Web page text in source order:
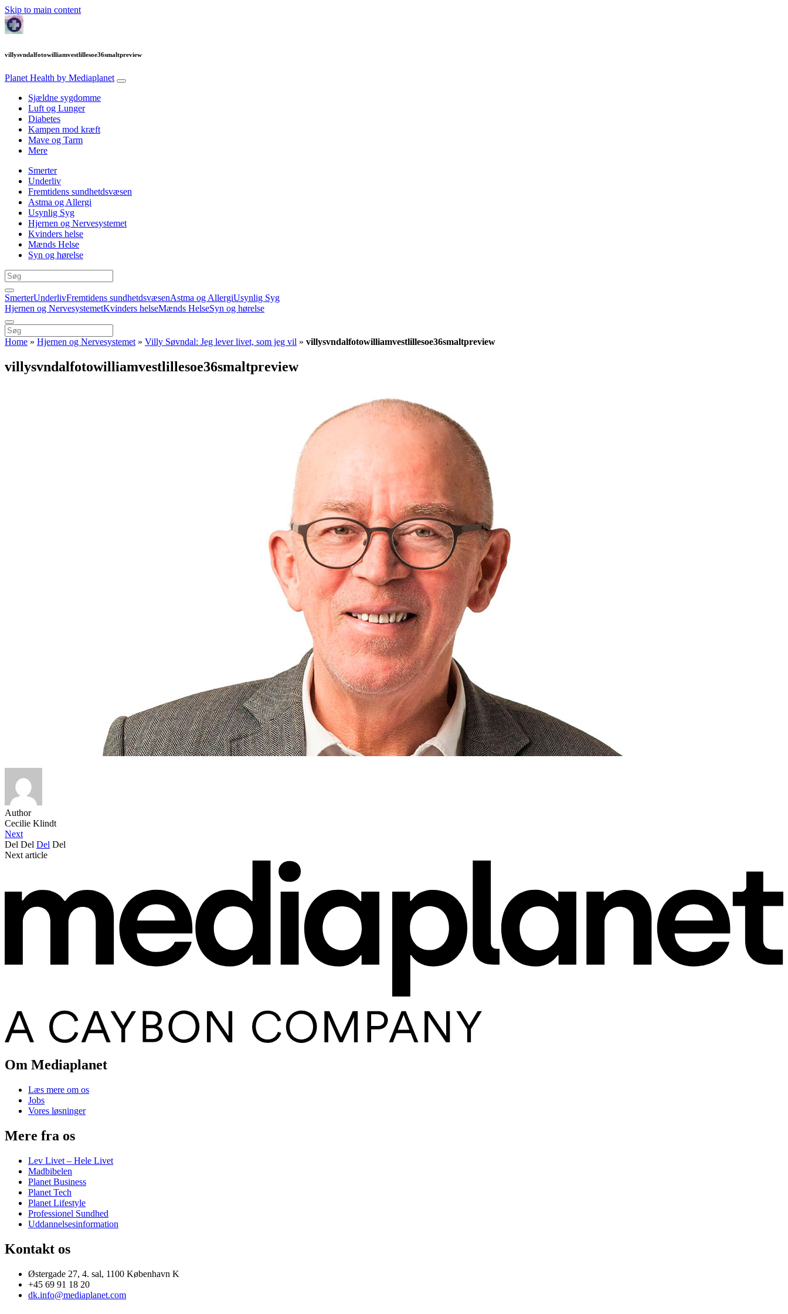
Skip to main content
villysvndalfotowilliamvestlillesoe36smaltpreview
Planet Health by Mediaplanet
Sjældne sygdomme
Luft og Lunger
Diabetes
Kampen mod kræft
Mave og Tarm
Mere
Smerter
Underliv
Fremtidens sundhetdsvæsen
Astma og Allergi
Usynlig Syg
Hjernen og Nervesystemet
Kvinders helse
Mænds Helse
Syn og hørelse
SmerterUnderlivFremtidens sundhetdsvæsenAstma og AllergiUsynlig Syg
Hjernen og NervesystemetKvinders helseMænds HelseSyn og hørelse
Home » Hjernen og Nervesystemet » Villy Søvndal: Jeg lever livet, som jeg vil » villysvndalfotowilliamvestlillesoe36smaltpreview
villysvndalfotowilliamvestlillesoe36smaltpreview
Author
Cecilie Klindt
Next
Del Del Del Del
Next article
Om Mediaplanet
Læs mere om os
Jobs
Vores løsninger
Mere fra os
Lev Livet – Hele Livet
Madbibelen
Planet Business
Planet Tech
Planet Lifestyle
Professionel Sundhed
Uddannelsesinformation
Kontakt os
Østergade 27, 4. sal, 1100 København K
+45 69 91 18 20
dk.info@mediaplanet.com